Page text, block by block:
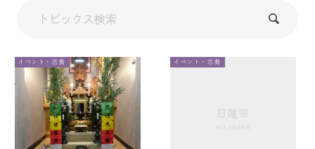
イベント・活動 イベント・活動